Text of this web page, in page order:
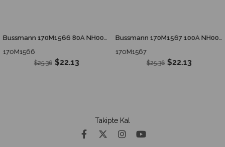
Bussmann 170M1566 80A NH000 Hızlı Bıçaklı Sigorta
170M1566
$22.13
$25.36
Bussmann 170M1567 100A NH000 Hızlı Bıçaklı Sigorta
170M1567
$22.13
$25.36
Takipte Kal